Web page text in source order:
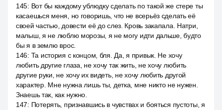
145: Вот бы каждому ублюдку сделать по такой же стере ты
касаешься меня, но говоришь, что не всерьёз сделать её
своей частью, довести её до слез. Кровь закапала. Натри,
малыш, я не люблю морозы, я не могу идти дальше, будто
бы я в землю врос.
146: Та история с концом, бля. Да, я привык. Не хочу
любить другие глаза, не хочу так жить, не хочу любить
другие руки, не хочу их видеть, не хочу любить другой
характер. Мне нужна лишь ты, детка, мне никто не нужен.
Знаешь так, как нужно.
147: Потерять, признавшись в чувствах и бояться пустоты, я